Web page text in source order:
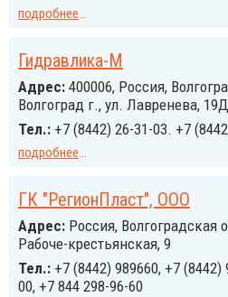
подробнее...
Гидравлика-М
Адрес: 400006, Россия,
Волгоград г., ул. Лавренева,
Тел.: +7 (8442) 26-31-03. +7
подробнее...
ГК "РегионПласт", ООО
Адрес: Россия, Волгоградская
Рабоче-крестьянская, 9
Тел.: +7 (8442) 989660, +7 (8442)
00, +7 844 298-96-60